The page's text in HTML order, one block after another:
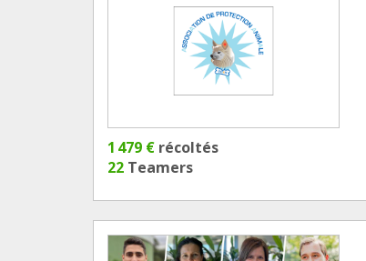
1 479 € récoltés
22 Teamers